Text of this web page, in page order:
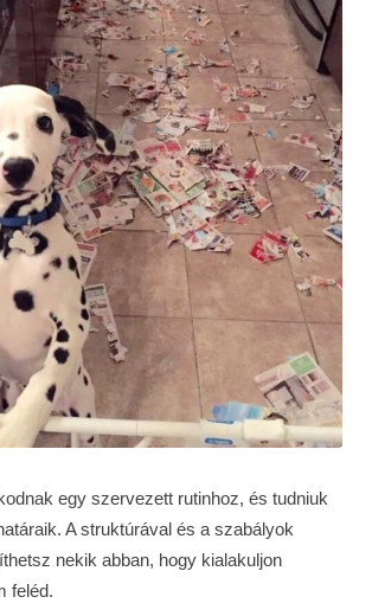
egy szervezett rutinhoz, és tudniuk
A struktúrával és a szabályok
nekik abban, hogy kialakuljon
feléd.